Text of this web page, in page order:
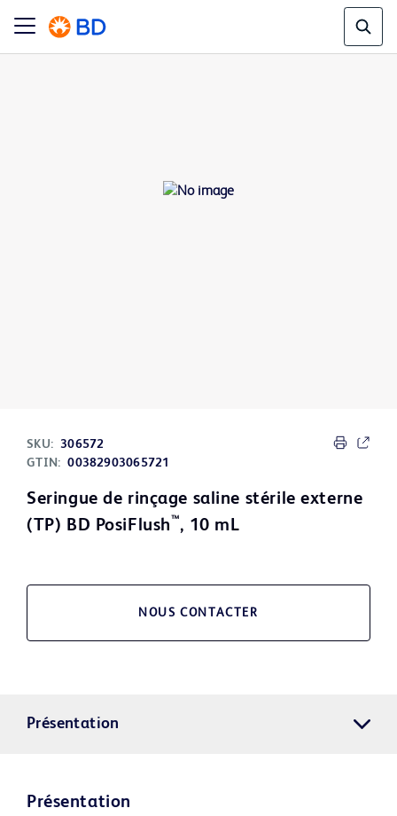
SKU: 306572
GTIN: 00382903065721
Seringue de rinçage saline stérile externe
(TP) BD PosiFlush™, 10 mL
NOUS CONTACTER
Présentation
Présentation